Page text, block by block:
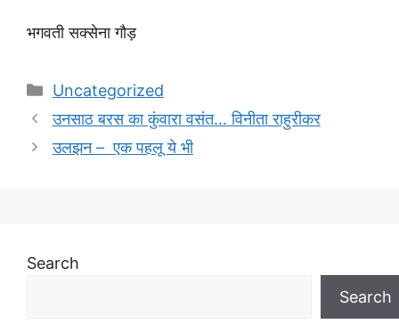
भगवती सक्सेना गौड़
Categories
Uncategorized
उनसाठ बरस का कुंवारा वसंत… विनीता राहुरीकर
उलझन – एक पहलू ये भी
Search
Search